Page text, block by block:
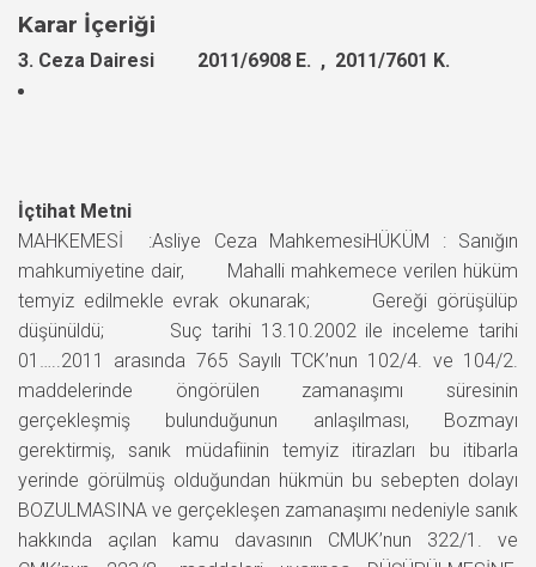
Karar İçeriği
3. Ceza Dairesi 2011/6908 E. , 2011/7601 K.
İçtihat Metni
MAHKEMESİ :Asliye Ceza MahkemesiHÜKÜM : Sanığın
mahkumiyetine dair, Mahalli mahkemece verilen hüküm
temyiz edilmekle evrak okunarak; Gereği görüşülüp
düşünüldü; Suç tarihi 13.10.2002 ile inceleme tarihi
01…..2011 arasında 765 Sayılı TCK’nun 102/4. ve 104/2.
maddelerinde öngörülen zamanaşımı süresinin
gerçekleşmiş bulunduğunun anlaşılması, Bozmayı
gerektirmiş, sanık müdafiinin temyiz itirazları bu itibarla
yerinde görülmüş olduğundan hükmün bu sebepten dolayı
BOZULMASINA ve gerçekleşen zamanaşımı nedeniyle sanık
hakkında açılan kamu davasının CMUK’nun 322/1. ve